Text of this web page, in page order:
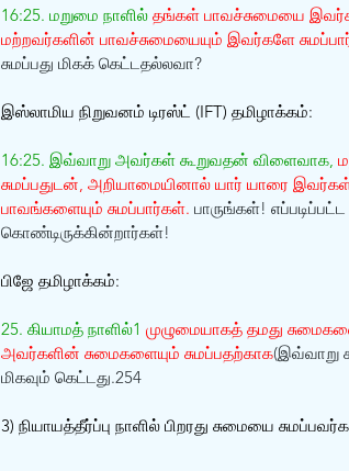
16:25. மறுமை நாளில் தங்கள் பாவச்சுமையை
மற்றவர்களின் பாவச்சுமையையும் இவர்களே
சுமப்பது மிகக் கெட்டதல்லவா?
இஸ்லாமிய நிறுவனம் டிரஸ்ட் (IFT) தமிழாக்கம்:
16:25. இவ்வாறு அவர்கள் கூறுவதன் விளைவாக,
சுமப்பதுடன், அறியாமையினால் யார் யாரை
பாவங்களையும் சுமப்பார்கள். பாருங்கள்!
கொண்டிருக்கின்றார்கள்!
பிஜே தமிழாக்கம்:
25. கியாமத் நாளில்1 முழுமையாகத் தமது
அவர்களின் சுமைகளையும் சுமப்பதற்காக(இவ்வாறு
மிகவும் கெட்டது.254
3) நியாயத்தீர்ப்பு நாளில் பிறரது சுமையை